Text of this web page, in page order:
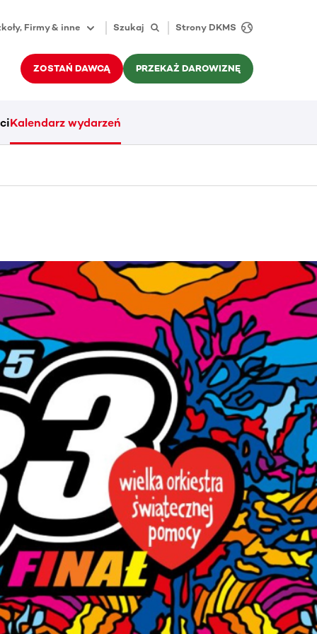
Firmy & inne Szukaj Strony DKMS
ZOSTAŃ DAWCĄ PRZEKAŻ DAROWIZNĘ
Kalendarz wydarzeń